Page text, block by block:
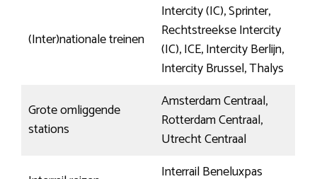
(Inter)nationale treinen
Intercity (IC), Sprinter,
Rechtstreekse Intercity
(IC), ICE, Intercity Berlijn,
Intercity Brussel, Thalys
Grote omliggende
stations
Amsterdam Centraal,
Rotterdam Centraal,
Utrecht Centraal
Interrail Beneluxpas